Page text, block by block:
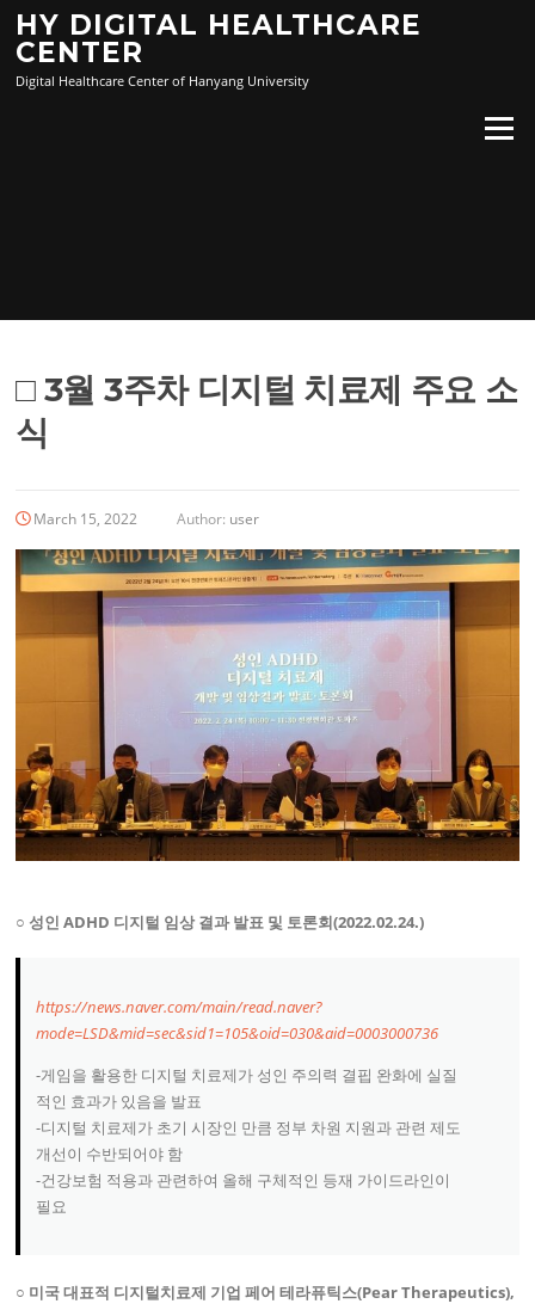
Skip
content
HY DIGITAL HEALTHCARE
CENTER
Digital Healthcare Center of Hanyang University
Menu
□ 3월 3주차 디지털 치료제 주요 소
식
March 15, 2022 Author: user
○ 성인 ADHD 디지털 임상 결과 발표 및 토론회(2022.02.24.)
https://news.naver.com/main/read.naver?
mode=LSD&mid=sec&sid1=105&oid=030&aid=0003000736
-게임을 활용한 디지털 치료제가 성인 주의력 결핍 완화에 실질
적인 효과가 있음을 발표
-디지털 치료제가 초기 시장인 만큼 정부 차원 지원과 관련 제도
개선이 수반되어야 함
-건강보험 적용과 관련하여 올해 구체적인 등재 가이드라인이
필요
○ 미국 대표적 디지털치료제 기업 페어 테라퓨틱스(Pear Therapeutics),